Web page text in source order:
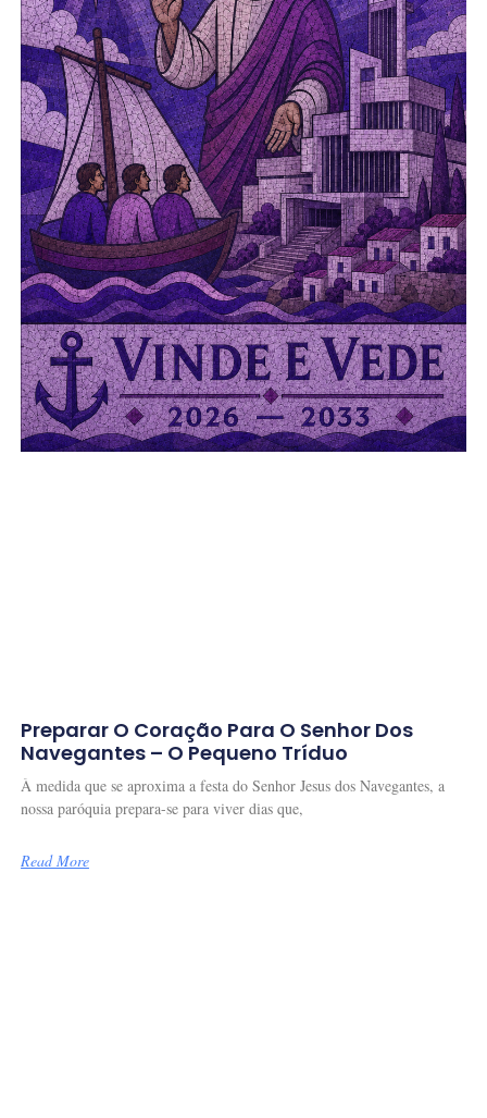
Preparar O Coração Para O Senhor Dos
Navegantes – O Pequeno Tríduo
À medida que se aproxima a festa do Senhor Jesus dos Navegantes, a
nossa paróquia prepara-se para viver dias que,
Read More